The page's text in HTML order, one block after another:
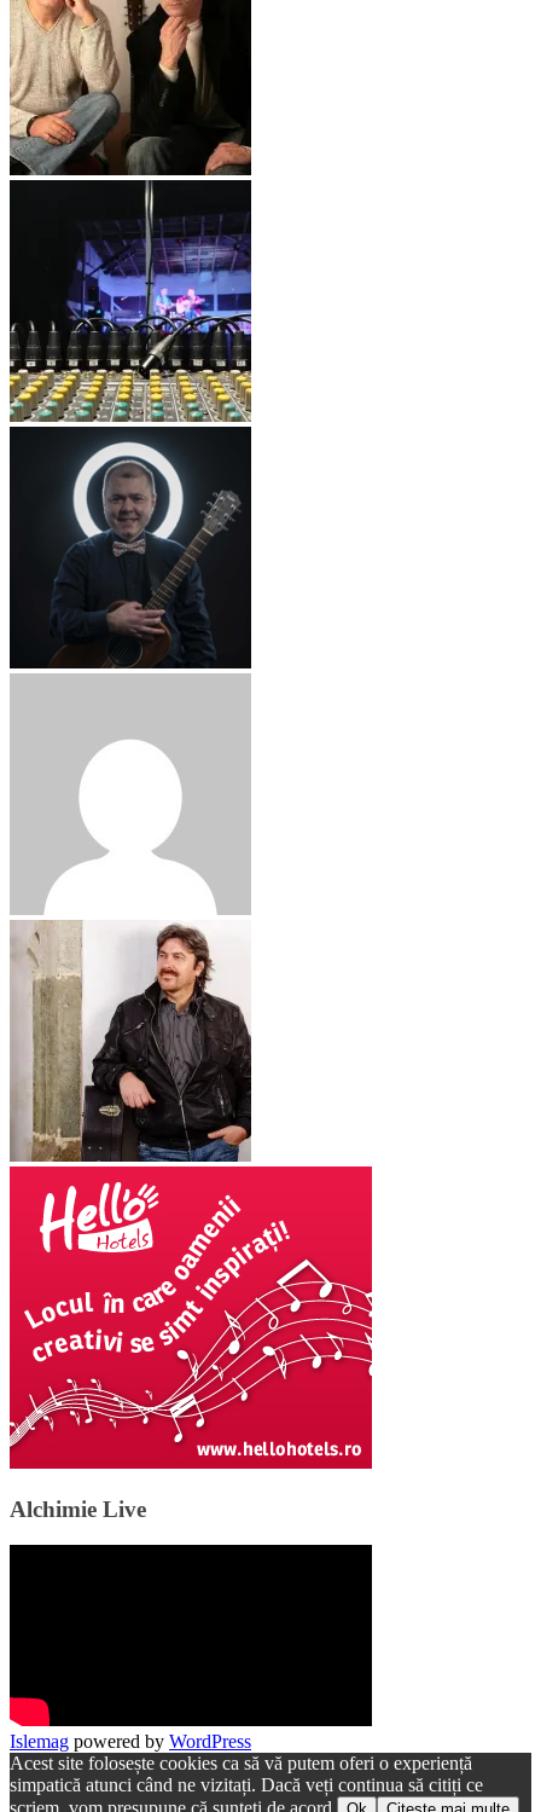
Alchimie Live
Islemag powered by WordPress
Acest site folosește cookies ca să vă putem oferi o experiență
simpatică atunci când ne vizitați. Dacă veți continua să citiți ce